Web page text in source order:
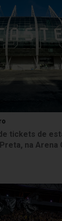
tickets de
na Arena